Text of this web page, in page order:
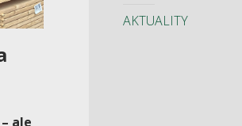
ale
AKTUALITY